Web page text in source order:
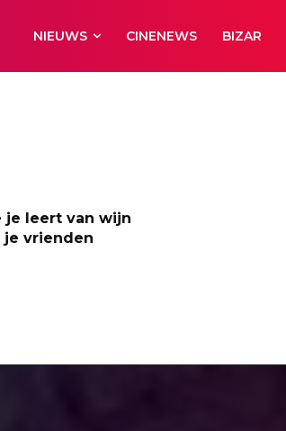
NIEUWS CINENEWS BIZAR
je leert van wijn
vrienden